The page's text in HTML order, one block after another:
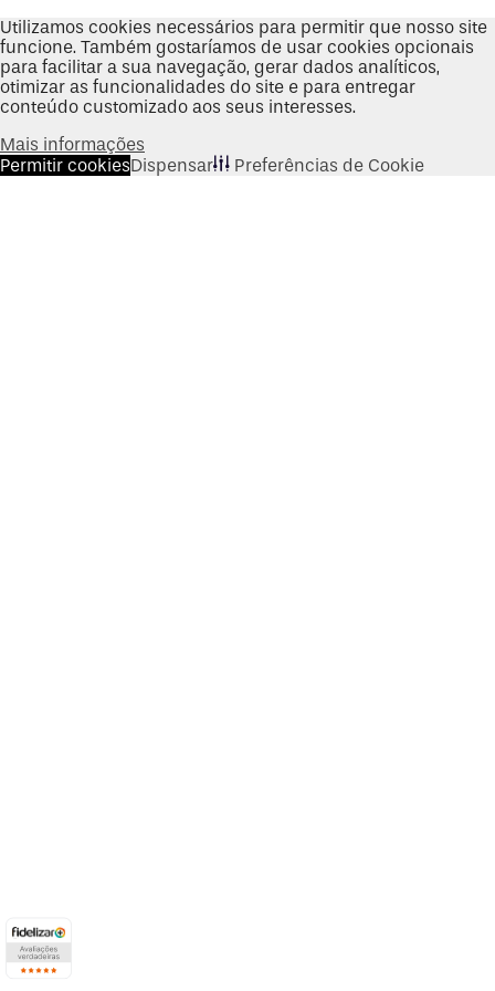
Utilizamos cookies necessários para permitir que nosso site
funcione. Também gostaríamos de usar cookies opcionais
para facilitar a sua navegação, gerar dados analíticos,
otimizar as funcionalidades do site e para entregar
conteúdo customizado aos seus interesses.
Mais informações
Permitir cookiesDispensar Preferências de Cookie